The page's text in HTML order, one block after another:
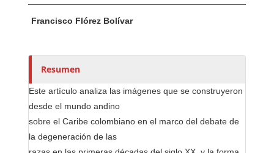
u
o
e
s
/
a
s
Francisco Flórez Bolívar
Resumen
Este artículo analiza las imágenes que se construyeron
desde el mundo andino
sobre el Caribe colombiano en el marco del debate de
la degeneración de las